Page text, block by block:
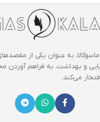
به عنوان یکی از
و بهداشت، به فراهم آوردن
می‌کند.